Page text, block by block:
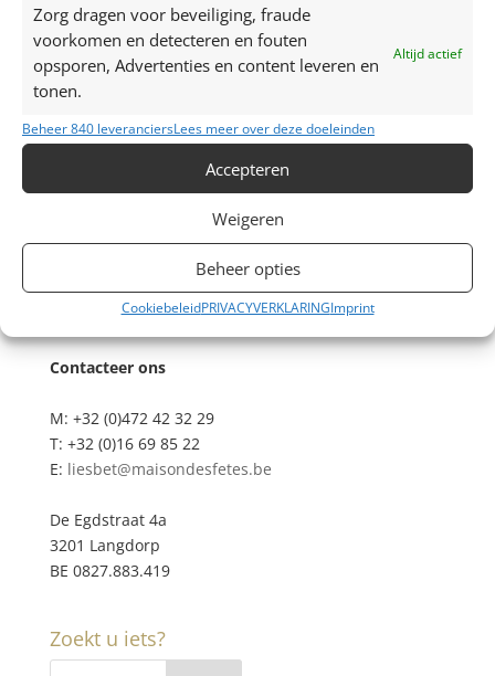
Zorg dragen voor beveiliging, fraude
voorkomen en detecteren en fouten
opsporen, Advertenties en content leveren en
tonen.
Altijd actief
Beheer 840 leveranciersLees meer over deze doeleinden
Accepteren
Weigeren
Beheer opties
CookiebeleidPRIVACYVERKLARINGImprint
Recente reacties
Contacteer ons
M: +32 (0)472 42 32 29
T: +32 (0)16 69 85 22
E: liesbet@maisondesfetes.be
De Egdstraat 4a
3201 Langdorp
BE 0827.883.419
Zoekt u iets?